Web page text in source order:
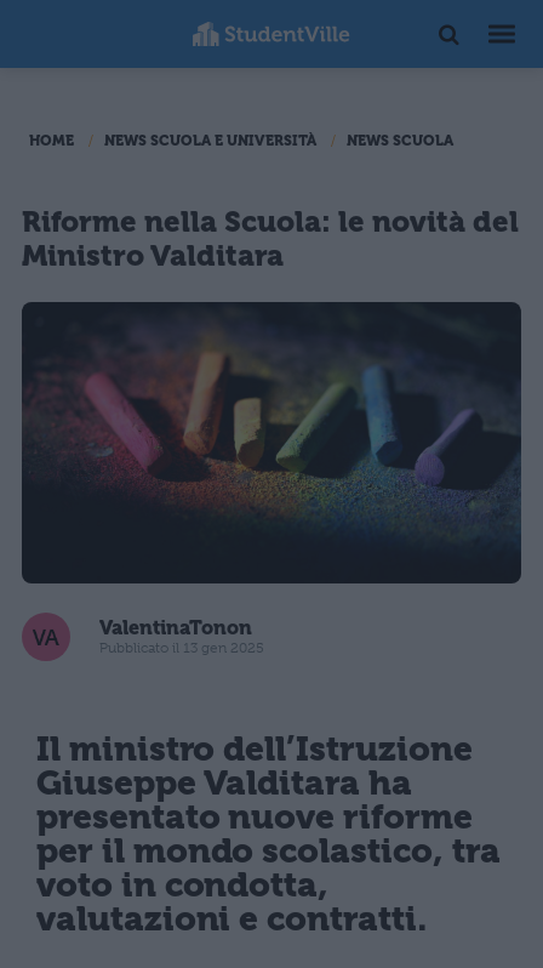
HOME NEWS SCUOLA E UNIVERSITÀ NEWS SCUOLA
Riforme nella Scuola: le novità del
Ministro Valditara
ValentinaTonon
Pubblicato il 13 gen 2025
Il ministro dell’Istruzione
Giuseppe Valditara ha
presentato nuove riforme
per il mondo scolastico, tra
voto in condotta,
valutazioni e contratti.